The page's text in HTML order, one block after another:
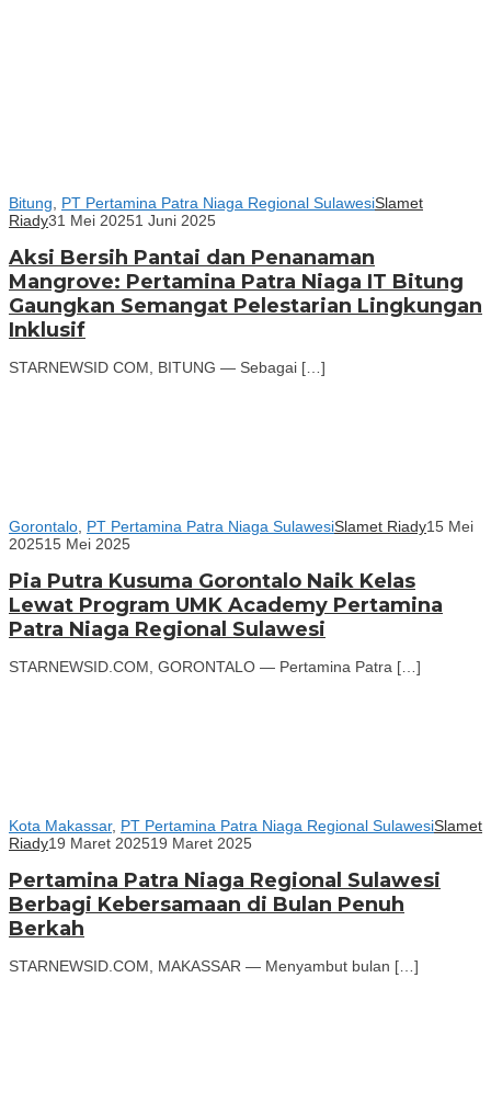
Bitung PT Pertamina Patra Niaga Regional SulawesiSlamet
Riady31 Mei 20251 Juni 2025
Aksi Bersih Pantai dan Penanaman
Mangrove: Pertamina Patra Niaga IT Bitung
Gaungkan Semangat Pelestarian Lingkungan
Inklusif
STARNEWSID COM, BITUNG — Sebagai […]
Gorontalo PT Pertamina Patra Niaga SulawesiSlamet Riady15 Mei
202515 Mei 2025
Pia Putra Kusuma Gorontalo Naik Kelas
Lewat Program UMK Academy Pertamina
Patra Niaga Regional Sulawesi
STARNEWSID.COM, GORONTALO — Pertamina Patra […]
Kota Makassar, PT Pertamina Patra Niaga Regional SulawesiSlamet
Riady19 Maret 202519 Maret 2025
Pertamina Patra Niaga Regional Sulawesi
Berbagi Kebersamaan di Bulan Penuh
Berkah
STARNEWSID.COM, MAKASSAR — Menyambut bulan […]